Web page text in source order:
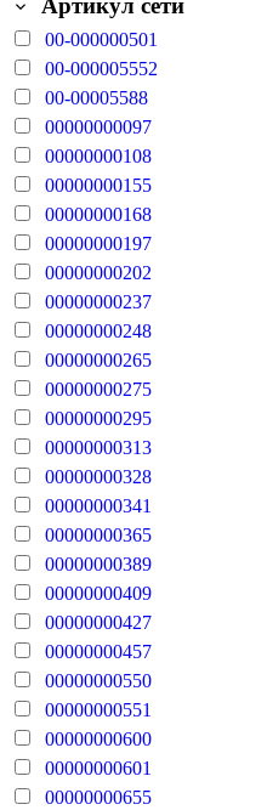
00-000000501
00-000005552
00-00005588
00000000097
00000000108
00000000155
00000000168
00000000197
00000000202
00000000237
00000000248
00000000265
00000000275
00000000295
00000000313
00000000328
00000000341
00000000365
00000000389
00000000409
00000000427
00000000457
00000000550
00000000551
00000000600
00000000601
00000000655